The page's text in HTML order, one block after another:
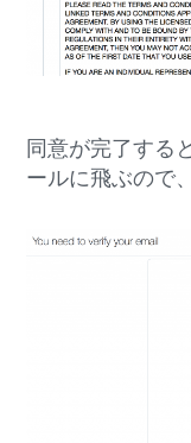
同意が完了する
ールに飛ぶので